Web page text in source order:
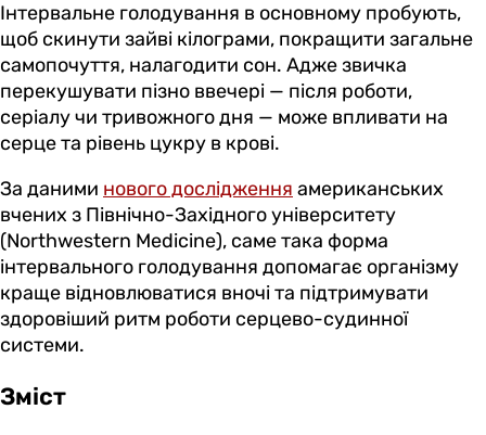
Інтервальне голодування в основному пробують,
щоб скинути зайві кілограми, покращити загальне
самопочуття, налагодити сон. Адже звичка
перекушувати пізно ввечері — після роботи,
серіалу чи тривожного дня — може впливати на
серце та рівень цукру в крові.
За даними нового дослідження американських
вчених з Північно-Західного університету
(Northwestern Medicine), саме така форма
інтервального голодування допомагає організму
краще відновлюватися вночі та підтримувати
здоровіший ритм роботи серцево-судинної
системи.
Зміст